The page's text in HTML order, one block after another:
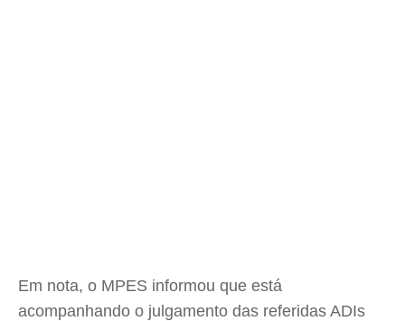
Em nota, o MPES informou que está
acompanhando o julgamento das referidas ADIs